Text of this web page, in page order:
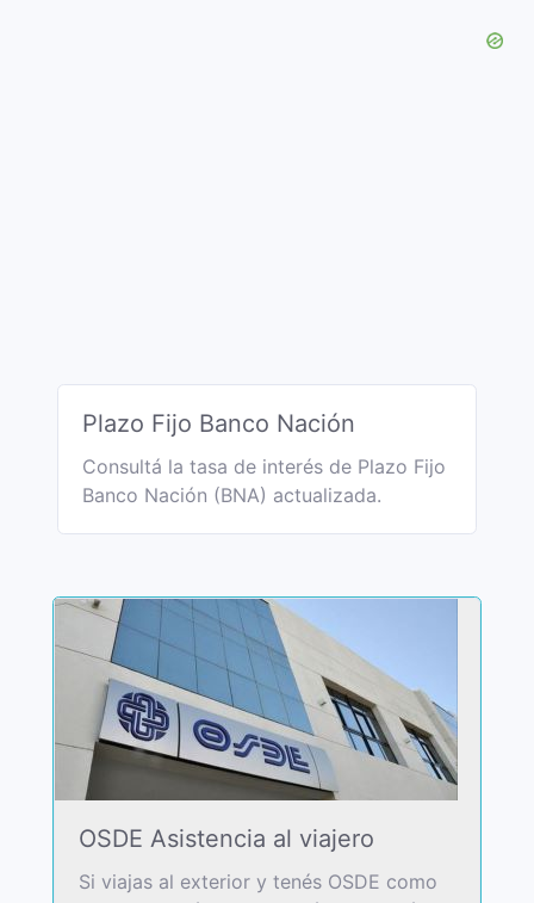
Plazo Fijo Banco Nación
Consultá la tasa de interés de Plazo Fijo
Banco Nación (BNA) actualizada.
OSDE Asistencia al viajero
Si viajas al exterior y tenés OSDE como